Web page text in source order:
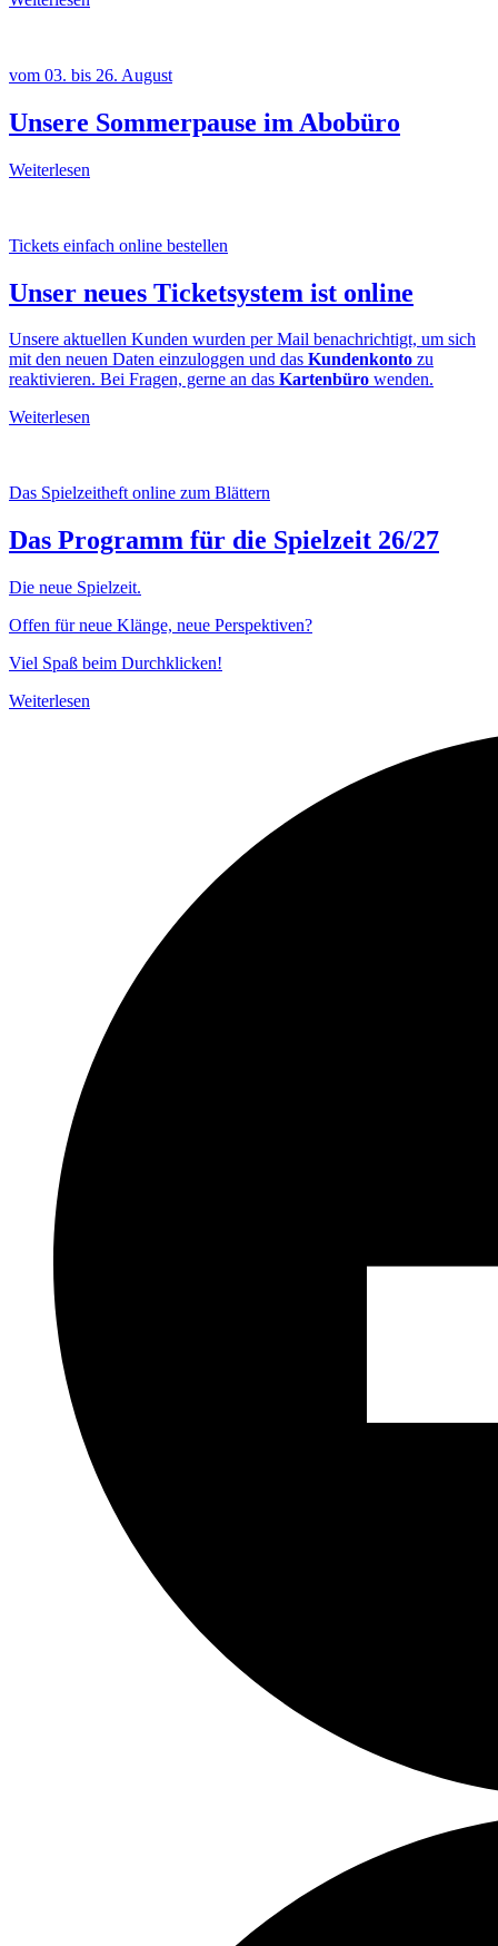
vom 03. bis 26. August
Unsere Sommerpause im Abobüro
Weiterlesen
Tickets einfach online bestellen
Unser neues Ticketsystem ist online
Unsere aktuellen Kunden wurden per Mail benachrichtigt, um sich
mit den neuen Daten einzuloggen und das Kundenkonto zu
reaktivieren. Bei Fragen, gerne an das Kartenbüro wenden.
Weiterlesen
Das Spielzeitheft online zum Blättern
Das Programm für die Spielzeit 26/27
Die neue Spielzeit.
Offen für neue Klänge, neue Perspektiven?
Viel Spaß beim Durchklicken!
Weiterlesen